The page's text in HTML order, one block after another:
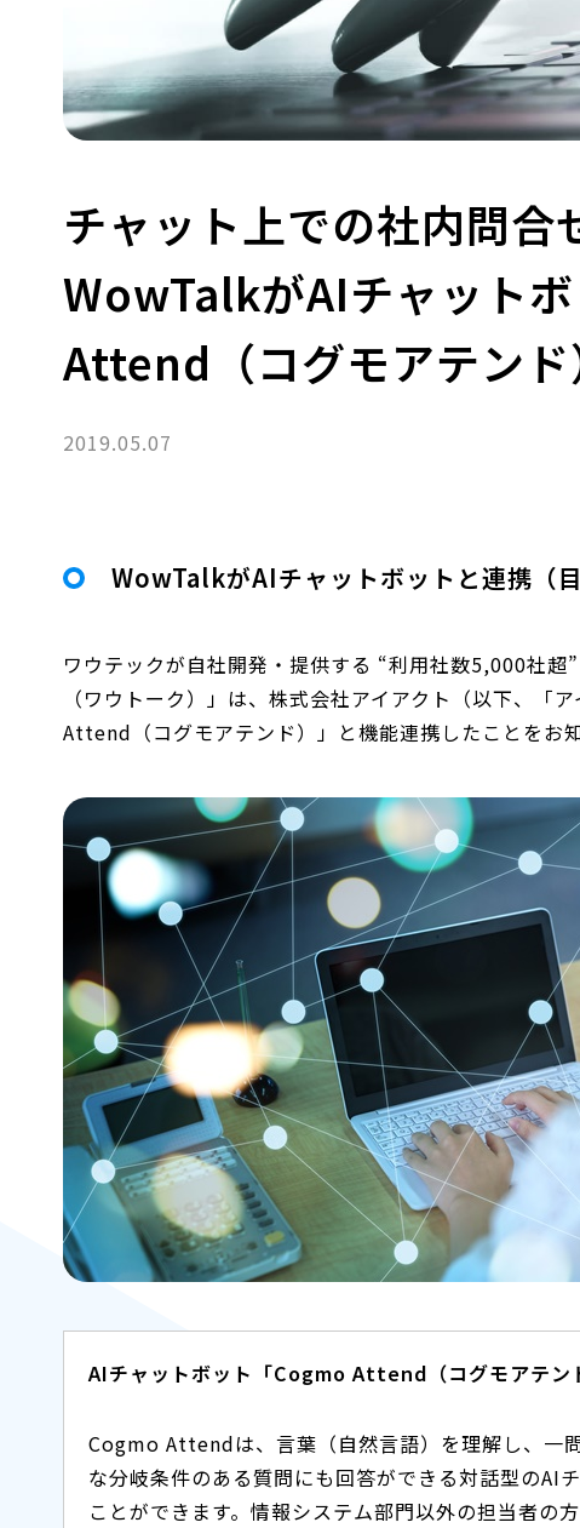
チャット上での社内問合
WowTalkがAIチャット
Attend（コグモアテン
2019.05.07
WowTalkがAIチャットボットと連携（目
ワウテックが自社開発・提供する “利用社数5,000社
（ワウトーク）」は、株式会社アイアクト（以下、「
Attend（コグモアテンド）」と機能連携したことをお知
AIチャットボット「Cogmo Attend（コグモアテン
Cogmo Attendは、言葉（自然言語）を理解し、一
な分岐条件のある質問にも回答ができる対話型のAI
ことができます。情報システム部門以外の担当者の